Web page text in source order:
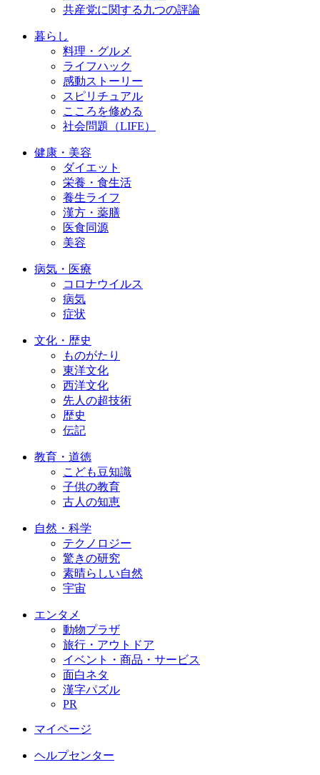
共産党に関する九つの評論
暮らし
料理・グルメ
ライフハック
感動ストーリー
スピリチュアル
こころを修める
社会問題（LIFE）
健康・美容
ダイエット
栄養・食生活
養生ライフ
漢方・薬膳
医食同源
美容
病気・医療
コロナウイルス
病気
症状
文化・歴史
ものがたり
東洋文化
西洋文化
先人の超技術
歴史
伝記
教育・道徳
こども豆知識
子供の教育
古人の知恵
自然・科学
テクノロジー
驚きの研究
素晴らしい自然
宇宙
エンタメ
動物プラザ
旅行・アウトドア
イベント・商品・サービス
面白ネタ
漢字パズル
PR
マイページ
ヘルプセンター